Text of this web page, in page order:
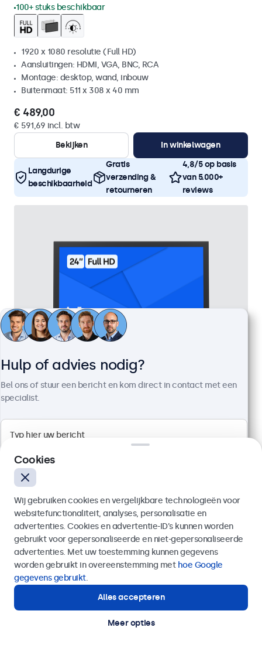
100+ stuks beschikbaar
1920 x 1080 resolutie (Full HD)
Aansluitingen: HDMI, VGA, BNC, RCA
Montage: desktop, wand, inbouw
Buitenmaat: 511 x 308 x 40 mm
€ 489,00
€ 591,69 incl. btw
Bekijken
In winkelwagen
Langdurige
beschikbaarheid
Gratis
verzending &
retourneren
4,8/5 op basis
van 5.000+
reviews
24 Inch Monitor Metaal
Artikelnummer:
1920 x 1080 resolutie (Full HD)
Aansluitingen: HDMI, VGA, BNC, RCA
Montage: desktop, wand, inbouw
Buitenmaat: 560 x 337 x 41 mm
€ 499,00
€ 603,79 incl. btw
Bekijken
In winkelwagen
Hulp of advies nodig?
Bel ons of stuur een bericht en kom direct in contact met een
specialist.
Verzenden
Of bel ons op
Hulp of advies nodig?
Direct contact met een specialist.
Cookies
Wij gebruiken cookies en vergelijkbare technologieën voor
websitefunctionaliteit, analyses, personalisatie en
advertenties. Cookies en advertentie-ID’s kunnen worden
gebruikt voor gepersonaliseerde en niet-gepersonaliseerde
advertenties. Met uw toestemming kunnen gegevens
worden gebruikt in overeenstemming met hoe Google
gegevens gebruikt.
Alles accepteren
Meer opties